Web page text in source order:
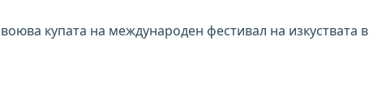
купата на международен фестивал на изкуствата в